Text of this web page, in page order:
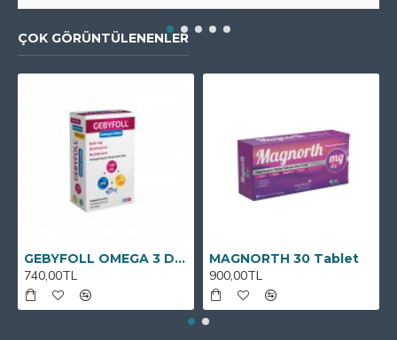
ÇOK GÖRÜNTÜLENENLER
GEBYFOLL OMEGA 3 DHA
740,00TL
MAGNORTH 30 Tablet
900,00TL